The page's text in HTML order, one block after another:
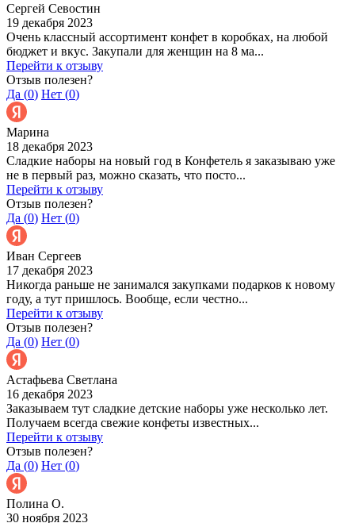
Сергей Севостин
19 декабря 2023
Очень классный ассортимент конфет в коробках, на любой
бюджет и вкус. Закупали для женщин на 8 ма...
Перейти к отзыву
Отзыв полезен?
Да (0) Нет (0)
Марина
18 декабря 2023
Сладкие наборы на новый год в Конфетель я заказываю уже
не в первый раз, можно сказать, что посто...
Перейти к отзыву
Отзыв полезен?
Да (0) Нет (0)
Иван Сергеев
17 декабря 2023
Никогда раньше не занимался закупками подарков к новому
году, а тут пришлось. Вообще, если честно...
Перейти к отзыву
Отзыв полезен?
Да (0) Нет (0)
Астафьева Светлана
16 декабря 2023
Заказываем тут сладкие детские наборы уже несколько лет.
Получаем всегда свежие конфеты известных...
Перейти к отзыву
Отзыв полезен?
Да (0) Нет (0)
Полина О.
30 ноября 2023